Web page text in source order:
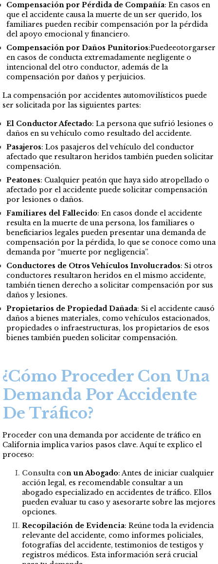
Compensación por Pérdida de Compañía: En casos en
que el accidente causa la muerte de un ser querido, los
familiares pueden recibir compensación por la pérdida
del apoyo emocional y financiero.
Compensación por Daños Punitorios:Puedeeotorgarser
en casos de conducta extremadamente negligente o
intencional del otro conductor, además de la
compensación por daños y perjuicios.
La compensación por accidentes automovilísticos puede
ser solicitada por las siguientes partes:
El Conductor Afectado: La persona que sufrió lesiones o
daños en su vehículo como resultado del accidente.
Pasajeros: Los pasajeros del vehículo del conductor
afectado que resultaron heridos también pueden solicitar
compensación.
Peatones: Cualquier peatón que haya sido atropellado o
afectado por el accidente puede solicitar compensación
por lesiones o daños.
Familiares del Fallecido: En casos donde el accidente
resulta en la muerte de una persona, los familiares o
beneficiarios legales pueden presentar una demanda de
compensación por la pérdida, lo que se conoce como una
demanda por “muerte por negligencia”.
Conductores de Otros Vehículos Involucrados: Si otros
conductores resultaron heridos en el mismo accidente,
también tienen derecho a solicitar compensación por sus
daños y lesiones.
Propietarios de Propiedad Dañada: Si el accidente causó
daños a bienes materiales, como vehículos estacionados,
propiedades o infraestructuras, los propietarios de esos
bienes también pueden solicitar compensación.
¿Cómo Proceder Con Una
Demanda Por Accidente
De Tráfico?
Proceder con una demanda por accidente de tráfico en
California implica varios pasos clave. Aquí te explico el
proceso:
Consulta con un Abogado: Antes de iniciar cualquier
acción legal, es recomendable consultar a un
abogado especializado en accidentes de tráfico. Ellos
pueden evaluar tu caso y asesorarte sobre las mejores
opciones.
Recopilación de Evidencia: Reúne toda la evidencia
relevante del accidente, como informes policiales,
fotografías del accidente, testimonios de testigos y
registros médicos. Esta información será crucial